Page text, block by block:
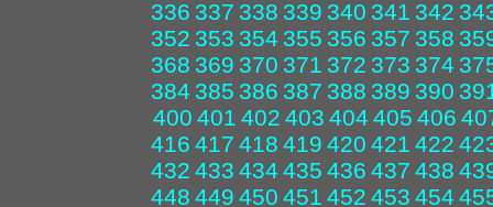
336 337 338 339 340 341 342
352 353 354 355 356 357 358
368 369 370 371 372 373 374
384 385 386 387 388 389 390
400 401 402 403 404 405 406
416 417 418 419 420 421 422
432 433 434 435 436 437 438
448 449 450 451 452 453 454